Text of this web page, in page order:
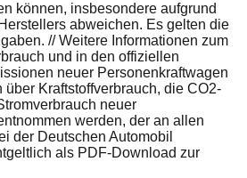
können, insbesondere aufgrund
abweichen. Es gelten die
// Weitere Informationen zum
und in den offiziellen
neuer Personenkraftwagen
über Kraftstoffverbrauch, die CO2-
neuer
werden, der an allen
der Deutschen Automobil
als PDF-Download zur